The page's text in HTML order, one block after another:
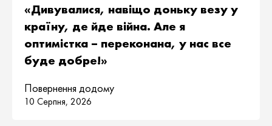
«Дивувалися, навіщо доньку везу у
країну, де йде війна. Але я
оптимістка – переконана, у нас все
буде добре!»
Повернення додому
10 Серпня, 2026